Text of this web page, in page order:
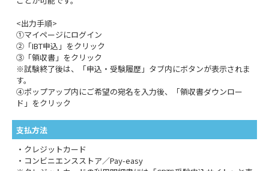
<出力手順>
①マイページにログイン
②「IBT申込」をクリック
③「領収書」をクリック
※試験終了後は、「申込・受験履歴」タブ内にボタンが表示されま
す。
④ポップアップ内にご希望の宛名を入力後、「領収書ダウンロー
ド」をクリック
支払方法
・クレジットカード
・コンビニエンスストア／Pay-easy